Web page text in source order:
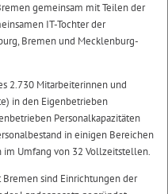
gemeinsam mit Teilen der
IT-Tochter der
Bremen und Mecklenburg-
2.730 Mitarbeiterinnen und
in den Eigenbetrieben
Personalkapazitäten
in einigen Bereichen
im Umfang von 32 Vollzeitstellen.
sind Einrichtungen der